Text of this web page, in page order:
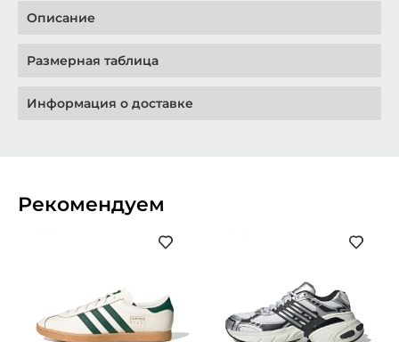
Описание
Размерная таблица
Информация о доставке
Рекомендуем